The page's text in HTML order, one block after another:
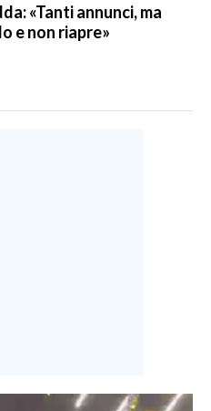
«Tanti annunci, ma
e non riapre»